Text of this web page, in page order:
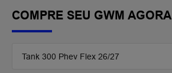
COMPRE SEU GWM AGORA